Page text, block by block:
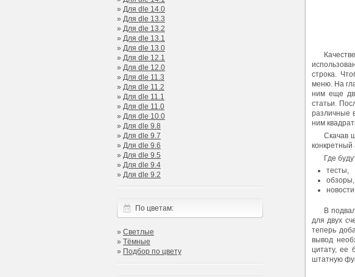
» Для dle 14.0
» Для dle 13.3
» Для dle 13.2
» Для dle 13.1
» Для dle 13.0
» Для dle 12.1
» Для dle 12.0
» Для dle 11.3
» Для dle 11.2
» Для dle 11.1
» Для dle 11.0
» Для dle 10.0
» Для dle 9.8
» Для dle 9.7
» Для dle 9.6
» Для dle 9.5
» Для dle 9.4
» Для dle 9.2
По цветам:
» Светлые
» Тёмные
» Подбор по цвету
строка.
меню. На
ним еще
статьи.
различные
ним
Скачав
конкретный
Где
тесты,
обзоры,
В
для двух
теперь
вывод
цитату, ее
штатную